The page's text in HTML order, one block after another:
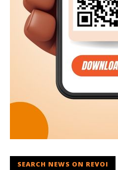
SEARCH NEWS ON REVOI